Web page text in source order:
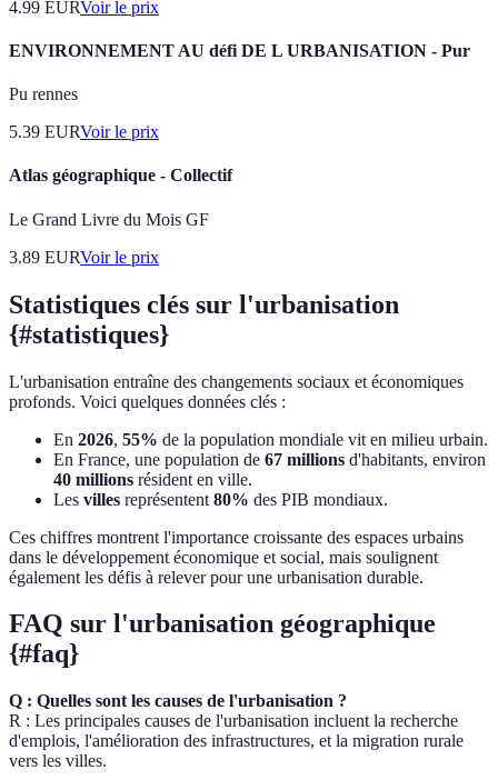
4.99 EURVoir le prix
ENVIRONNEMENT AU défi DE L URBANISATION - Pur
Pu rennes
5.39 EURVoir le prix
Atlas géographique - Collectif
Le Grand Livre du Mois GF
3.89 EURVoir le prix
Statistiques clés sur l'urbanisation
{#statistiques}
L'urbanisation entraîne des changements sociaux et économiques
profonds. Voici quelques données clés :
En 2026, 55% de la population mondiale vit en milieu urbain.
En France, une population de 67 millions d'habitants, environ
40 millions résident en ville.
Les villes représentent 80% des PIB mondiaux.
Ces chiffres montrent l'importance croissante des espaces urbains
dans le développement économique et social, mais soulignent
également les défis à relever pour une urbanisation durable.
FAQ sur l'urbanisation géographique
{#faq}
Q : Quelles sont les causes de l'urbanisation ?
R : Les principales causes de l'urbanisation incluent la recherche
d'emplois, l'amélioration des infrastructures, et la migration rurale
vers les villes.